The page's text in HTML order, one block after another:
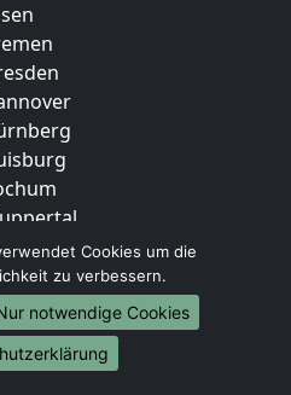
Cookies um die
zu verbessern.
notwendige Cookies